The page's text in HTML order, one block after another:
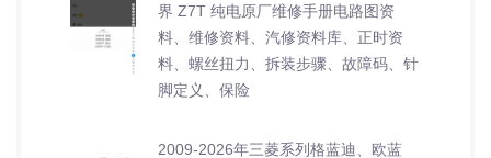
界 Z7T 纯电原厂维修手册电路图资
料、维修资料、汽修资料库、正时资
料、螺丝扭力、拆装步骤、故障码、针
脚定义、保险
2009-2026年三菱系列格蓝迪、欧蓝